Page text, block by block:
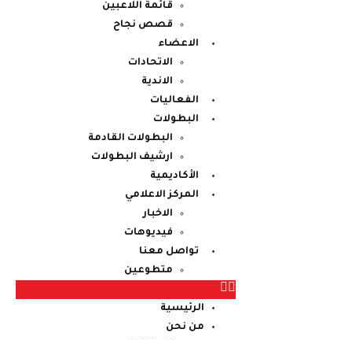
قائمة اللاعبين
قصص نجاح
الاعضاء
الاتحادات
الاندية
الفعاليات
البطولات
البطولات القادمة
ارشيف البطولات
الأكاديمية
المركز الاعلامي
الاخبار
فيديوهات
تواصل معنا
متطوعين
الرئيسية
من نحن